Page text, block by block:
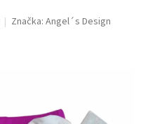
Značka: Angel´s Design